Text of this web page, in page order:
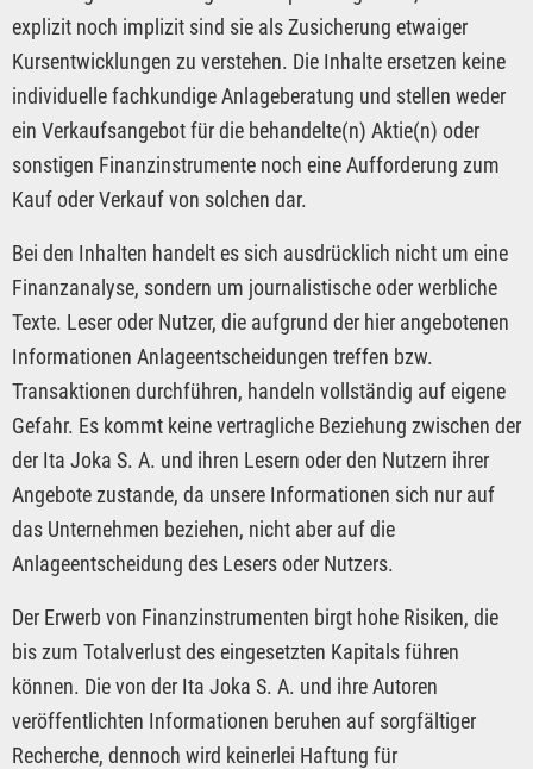
explizit noch implizit sind sie als Zusicherung etwaiger
Kursentwicklungen zu verstehen. Die Inhalte ersetzen keine
individuelle fachkundige Anlageberatung und stellen weder
ein Verkaufsangebot für die behandelte(n) Aktie(n) oder
sonstigen Finanzinstrumente noch eine Aufforderung zum
Kauf oder Verkauf von solchen dar.
Bei den Inhalten handelt es sich ausdrücklich nicht um eine
Finanzanalyse, sondern um journalistische oder werbliche
Texte. Leser oder Nutzer, die aufgrund der hier angebotenen
Informationen Anlageentscheidungen treffen bzw.
Transaktionen durchführen, handeln vollständig auf eigene
Gefahr. Es kommt keine vertragliche Beziehung zwischen der
der Ita Joka S. A. und ihren Lesern oder den Nutzern ihrer
Angebote zustande, da unsere Informationen sich nur auf
das Unternehmen beziehen, nicht aber auf die
Anlageentscheidung des Lesers oder Nutzers.
Der Erwerb von Finanzinstrumenten birgt hohe Risiken, die
bis zum Totalverlust des eingesetzten Kapitals führen
können. Die von der Ita Joka S. A. und ihre Autoren
veröffentlichten Informationen beruhen auf sorgfältiger
Recherche, dennoch wird keinerlei Haftung für